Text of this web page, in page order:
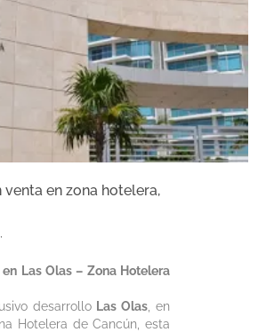
en zona hotelera,
Las Olas – Zona Hotelera
desarrollo Las Olas , en
Hotelera de Cancún, esta